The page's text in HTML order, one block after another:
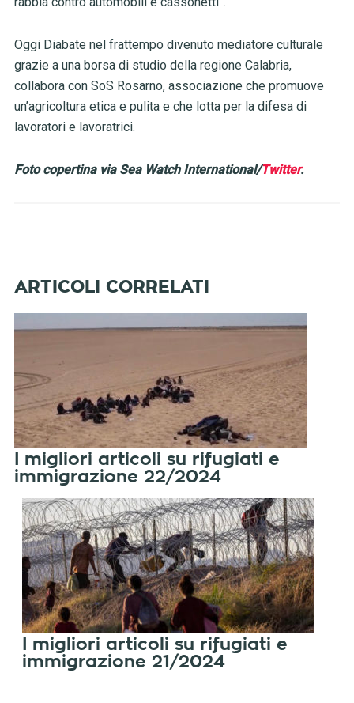
Oggi Diabate nel frattempo divenuto mediatore culturale
grazie a una borsa di studio della regione Calabria,
collabora con SoS Rosarno, associazione che promuove
un’agricoltura etica e pulita e che lotta per la difesa di
lavoratori e lavoratrici.
Foto copertina via Sea Watch International/Twitter.
I migliori articoli su rifugiati e
immigrazione 22/2024
I migliori articoli su rifugiati e
immigrazione 21/2024